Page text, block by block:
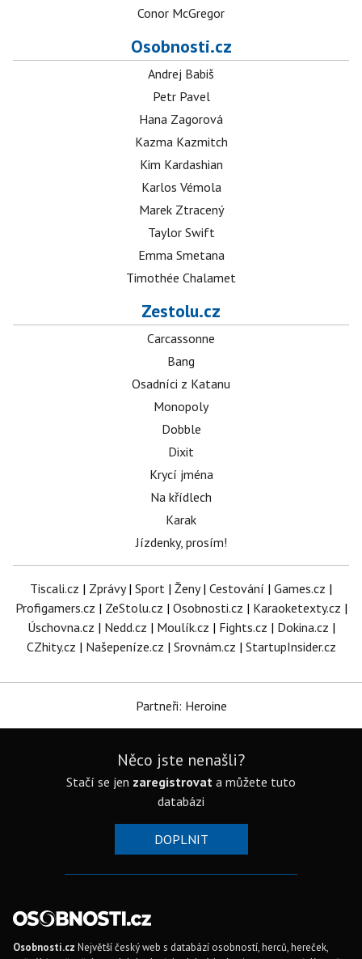
Conor McGregor
Osobnosti.cz
Andrej Babiš
Petr Pavel
Hana Zagorová
Kazma Kazmitch
Kim Kardashian
Karlos Vémola
Marek Ztracený
Taylor Swift
Emma Smetana
Timothée Chalamet
Zestolu.cz
Carcassonne
Bang
Osadníci z Katanu
Monopoly
Dobble
Dixit
Krycí jména
Na křídlech
Karak
Jízdenky, prosím!
Tiscali.cz | Zprávy| Sport | Ženy| Cestování | Games.cz |
Profigamers.cz | ZeStolu.cz | Osobnosti.cz | Karaoketexty.cz |
Úschovna.cz | Nedd.cz | Moulík.cz | Fights.cz | Dokina.cz |
CZhity.cz | Našepeníze.cz | Srovnám.cz | StartupInsider.cz
Partneři: Heroine
Něco jste nenašli?
Stačí se jen zaregistrovat a můžete tuto
databázi
DOPLNIT
Osobnosti.cz Největší český web s databází osobností, herců, hereček,